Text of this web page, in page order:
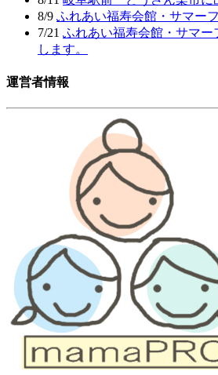
8/9 ふれあい福寿会館・サマー
7/21 ふれあい福寿会館・サマ
します。
運営者情報